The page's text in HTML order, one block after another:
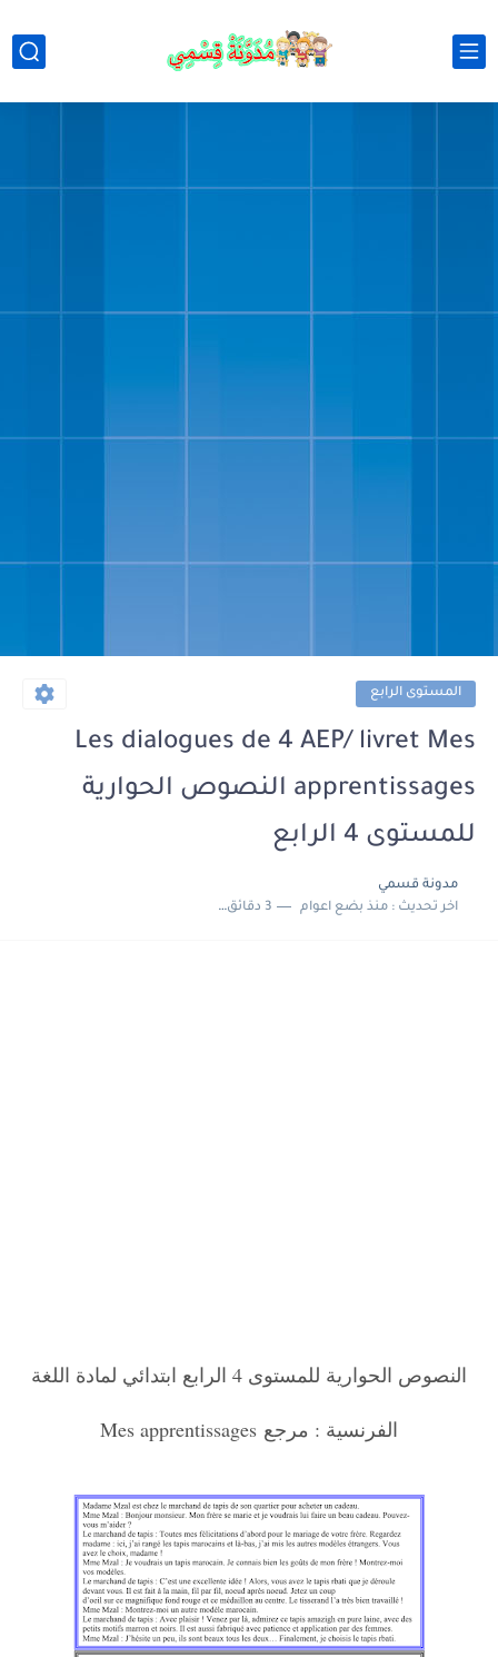
المستوى الرابع
Les dialogues de 4 AEP/ livret Mes
apprentissages النصوص الحوارية
للمستوى 4 الرابع
مدونة قسمي
اخر تحديث :منذ بضع اعوام 3 دقائق للقراءة
النصوص الحوارية للمستوى 4 الرابع ابتدائي لمادة اللغة
الفرنسية : مرجع Mes apprentissages